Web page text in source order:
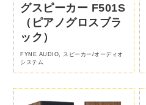
グスピーカー F501S
（ピアノグロスブラ
ック）
FYNE AUDIO
スピーカー/オーディオ
システム